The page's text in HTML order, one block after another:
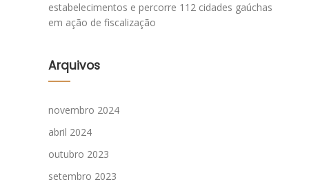
estabelecimentos e percorre 112 cidades gaúchas
em ação de fiscalização
Arquivos
novembro 2024
abril 2024
outubro 2023
setembro 2023